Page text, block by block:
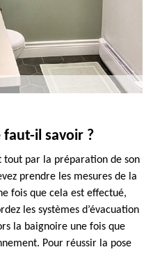
faut-il savoir ?
tout par la préparation de son
prendre les mesures de la
fois que cela est effectué,
les systèmes d’évacuation
la baignoire une fois que
Pour réussir la pose